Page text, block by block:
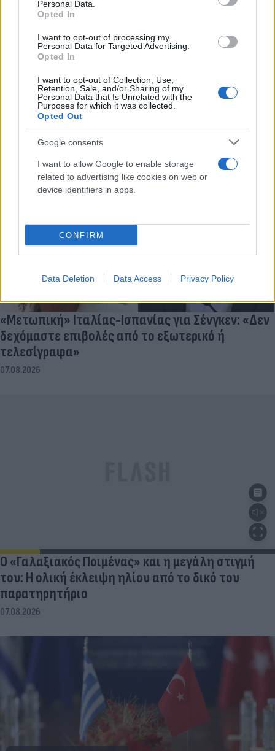
Personal Data.
Opted In
I want to opt-out of processing my
Personal Data for Targeted Advertising.
Opted In
I want to opt-out of Collection, Use,
Retention, Sale, and/or Sharing of my
Personal Data that Is Unrelated with the
Purposes for which it was collected.
Opted Out
Google consents
I want to allow Google to enable storage
related to advertising like cookies on web or
device identifiers in apps.
CONFIRM
Data Deletion Data Access Privacy Policy
«Μετωπική» Ιταλίας-Ισπανίας για Σένγκεν: «Δεν
δεχόμαστε επιβολές από το εξωτερικό ή
τελεσίγραφα»
07.08.2026
Ο «Γαλαξιακός Ποιμένας» και η μεγάλη στιγμή
του: Η ολική έκλειψη ηλίου από το δικό του
παρατηρητήριο
07.08.2026